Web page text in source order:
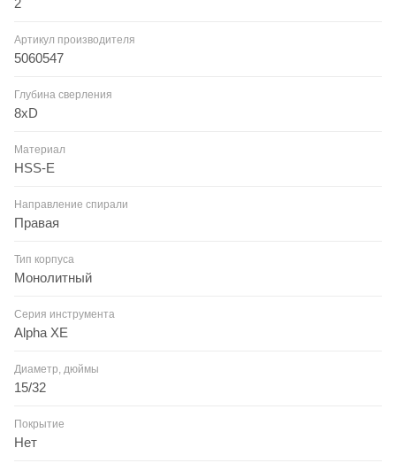
2
Артикул производителя
5060547
Глубина сверления
8xD
Материал
HSS-E
Направление спирали
Правая
Тип корпуса
Монолитный
Серия инструмента
Alpha XE
Диаметр, дюймы
15/32
Покрытие
Нет